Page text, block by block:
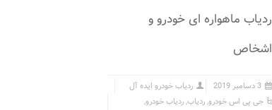
ردیاب ماهواره ای خودرو و
اشخاص
3 دسامبر 2019
ردیاب خودرو ایده آل
جی پی اس خودرو,ردیاب,ردیاب خودرو,